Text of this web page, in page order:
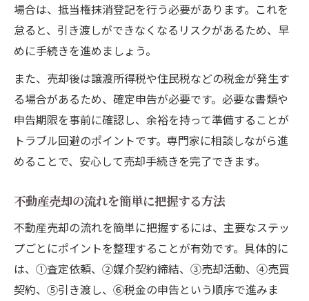
場合は、抵当権抹消登記を行う必要があります。これを
怠ると、引き渡しができなくなるリスクがあるため、早
めに手続きを進めましょう。
また、売却後は譲渡所得税や住民税などの税金が発生す
る場合があるため、確定申告が必要です。必要な書類や
申告期限を事前に確認し、余裕を持って準備することが
トラブル回避のポイントです。専門家に相談しながら進
めることで、安心して売却手続きを完了できます。
不動産売却の流れを簡単に把握する方法
不動産売却の流れを簡単に把握するには、主要なステッ
プごとにポイントを整理することが有効です。具体的に
は、①査定依頼、②媒介契約締結、③売却活動、④売買
契約、⑤引き渡し、⑥税金の申告という順序で進みま